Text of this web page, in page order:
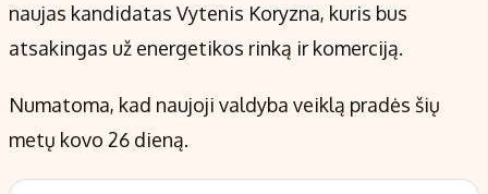
naujas kandidatas Vytenis Koryzna, kuris bus
atsakingas už energetikos rinką ir komerciją.
Numatoma, kad naujoji valdyba veiklą pradės šių
metų kovo 26 dieną.